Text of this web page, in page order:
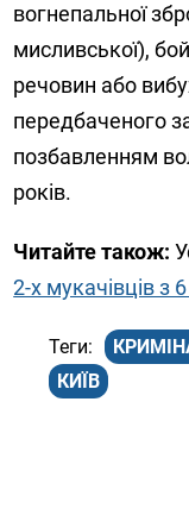
вогнепальної
мисливської),
речовин або
передбаченого
позбавленням
років.
Читайте також:
2-х мукачівців з
КИЇВ